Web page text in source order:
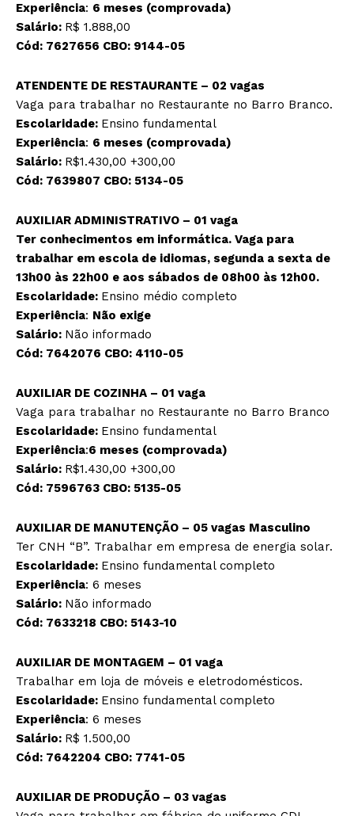
Experiência: 6 meses (comprovada)
Salário: R$ 1.888,00
Cód: 7627656 CBO: 9144-05
ATENDENTE DE RESTAURANTE – 02 vagas
Vaga para trabalhar no Restaurante no Barro Branco.
Escolaridade: Ensino fundamental
Experiência: 6 meses (comprovada)
Salário: R$1.430,00 +300,00
Cód: 7639807 CBO: 5134-05
AUXILIAR ADMINISTRATIVO – 01 vaga
Ter conhecimentos em informática. Vaga para
trabalhar em escola de idiomas, segunda a sexta de
13h00 às 22h00 e aos sábados de 08h00 às 12h00.
Escolaridade: Ensino médio completo
Experiência: Não exige
Salário: Não informado
Cód: 7642076 CBO: 4110-05
AUXILIAR DE COZINHA – 01 vaga
Vaga para trabalhar no Restaurante no Barro Branco
Escolaridade: Ensino fundamental
Experiência:6 meses (comprovada)
Salário: R$1.430,00 +300,00
Cód: 7596763 CBO: 5135-05
AUXILIAR DE MANUTENÇÃO – 05 vagas Masculino
Ter CNH “B”. Trabalhar em empresa de energia solar.
Escolaridade: Ensino fundamental completo
Experiência: 6 meses
Salário: Não informado
Cód: 7633218 CBO: 5143-10
AUXILIAR DE MONTAGEM – 01 vaga
Trabalhar em loja de móveis e eletrodomésticos.
Escolaridade: Ensino fundamental completo
Experiência: 6 meses
Salário: R$ 1.500,00
Cód: 7642204 CBO: 7741-05
AUXILIAR DE PRODUÇÃO – 03 vagas